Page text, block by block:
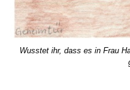
Wusstet ihr, dass es in Frau